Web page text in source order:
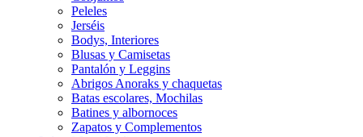
Peleles
Jerséis
Bodys, Interiores
Blusas y Camisetas
Pantalón y Leggins
Abrigos Anoraks y chaquetas
Batas escolares, Mochilas
Batines y albornoces
Zapatos y Complementos